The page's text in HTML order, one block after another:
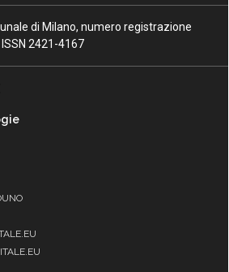
di Milano, numero registrazione
2421-4167